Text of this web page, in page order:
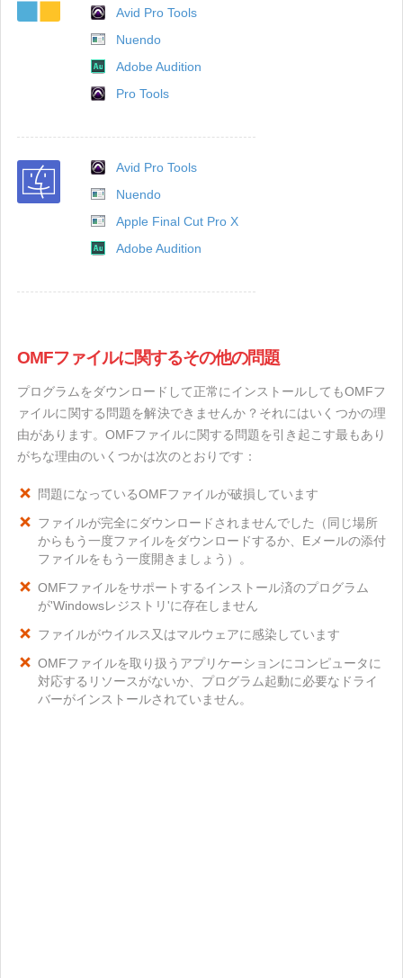
Avid Pro Tools
Nuendo
Adobe Audition
Pro Tools
Avid Pro Tools
Nuendo
Apple Final Cut Pro X
Adobe Audition
OMFファイルに関するその他の問題
プログラムをダウンロードして正常にインストールしてもOMFフ
ァイルに関する問題を解決できませんか？それにはいくつかの理
由があります。OMFファイルに関する問題を引き起こす最もあり
がちな理由のいくつかは次のとおりです：
問題になっているOMFファイルが破損しています
ファイルが完全にダウンロードされませんでした（同じ場所
からもう一度ファイルをダウンロードするか、Eメールの添付
ファイルをもう一度開きましょう）。
OMFファイルをサポートするインストール済のプログラム
が'Windowsレジストリ'に存在しません
ファイルがウイルス又はマルウェアに感染しています
OMFファイルを取り扱うアプリケーションにコンピュータに
対応するリソースがないか、プログラム起動に必要なドライ
バーがインストールされていません。